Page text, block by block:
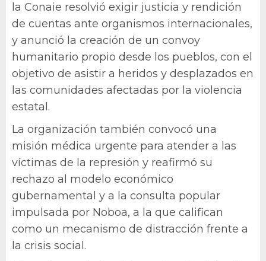
la Conaie resolvió exigir justicia y rendición
de cuentas ante organismos internacionales,
y anunció la creación de un convoy
humanitario propio desde los pueblos, con el
objetivo de asistir a heridos y desplazados en
las comunidades afectadas por la violencia
estatal.
La organización también convocó una
misión médica urgente para atender a las
víctimas de la represión y reafirmó su
rechazo al modelo económico
gubernamental y a la consulta popular
impulsada por Noboa, a la que califican
como un mecanismo de distracción frente a
la crisis social.